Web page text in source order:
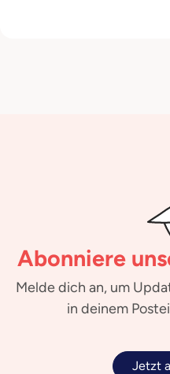
Abonniere
Melde dich an, um
in deinem
Jetzt